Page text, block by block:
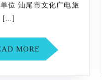
省
位 汕尾市文化广电旅
[…]
MORE READ
MORE